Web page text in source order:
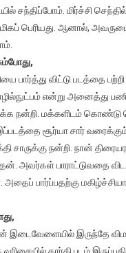
சந்திப்போம். மிர்ச்சி
பெரியது. ஆனால்,
பார்த்து விட்டு படத்தை
என்று அனைத்து
மிக்க நன்றி. மக்களிடம்
இப்படத்தை சூர்யா சார்
சாருக்கு நன்றி. நான்
அவர்கள் பாராட்டுவதை
பார்ப்பதற்கு
இடைவேளையில் இருந்தே